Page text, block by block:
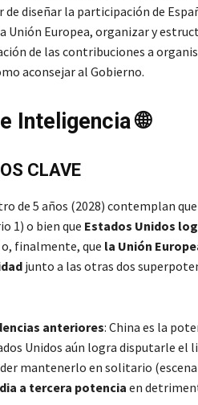
diseñar la participación de
Unión Europea, organizar y
de las contribuciones a
aconsejar al Gobierno.
Inteligencia 🌐
CLAVE
de 5 años (2028) contemplan que
1) o bien que Estados Unidos
finalmente, que la Unión
junto a las otras dos
anteriores: China es la
Unidos aún logra disputarle el
mantenerlo en solitario
a tercera potencia en